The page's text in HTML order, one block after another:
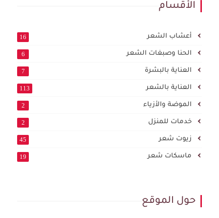
الأقسام
أعشاب الشعر
الحنا وصبغات الشعر
العناية بالبشرة
العناية بالشعر
الموضة والأزياء
خدمات للمنزل
زيوت شعر
ماسكات شعر
حول الموقع